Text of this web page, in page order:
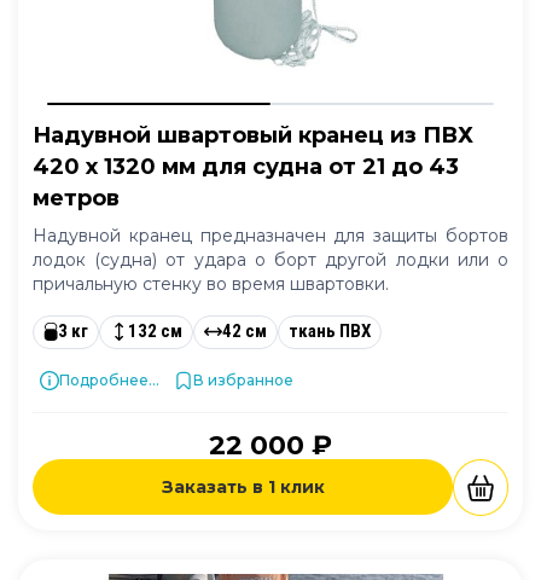
Надувной швартовый кранец из ПВХ
420 x 1320 мм для судна от 21 до 43
метров
Надувной кранец предназначен для защиты бортов
лодок (судна) от удара о борт другой лодки или о
причальную стенку во время швартовки.
3 кг 132 см 42 см ткань ПВХ
Подробнее... В избранное
22 000 ₽
Заказать в 1 клик